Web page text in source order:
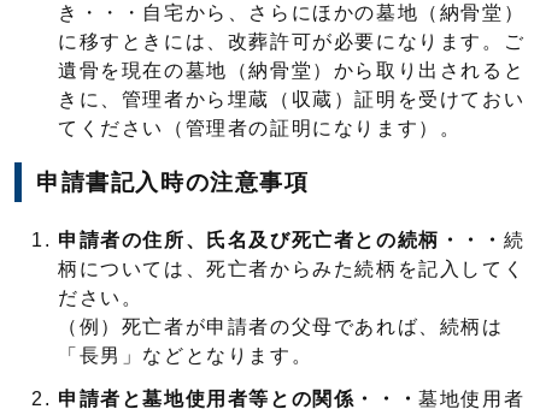
き・・・自宅から、さらにほかの墓地（納骨堂）
に移すときには、改葬許可が必要になります。ご
遺骨を現在の墓地（納骨堂）から取り出されると
きに、管理者から埋蔵（収蔵）証明を受けておい
てください（管理者の証明になります）。
申請書記入時の注意事項
申請者の住所、氏名及び死亡者との続柄・・・ 続
柄については、死亡者からみた続柄を記入してく
ださい。
（例）死亡者が申請者の父母であれば、続柄は
「長男」などとなります。
申請者と墓地使用者等との関係・・・墓地使用者